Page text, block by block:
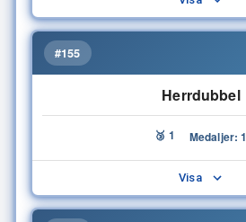
#155
Herrdubbel
🥉 1 Medaljer: 1
Visa